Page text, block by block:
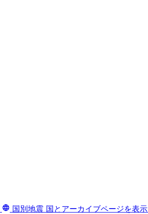
国別地震 国とアーカイブページを表示